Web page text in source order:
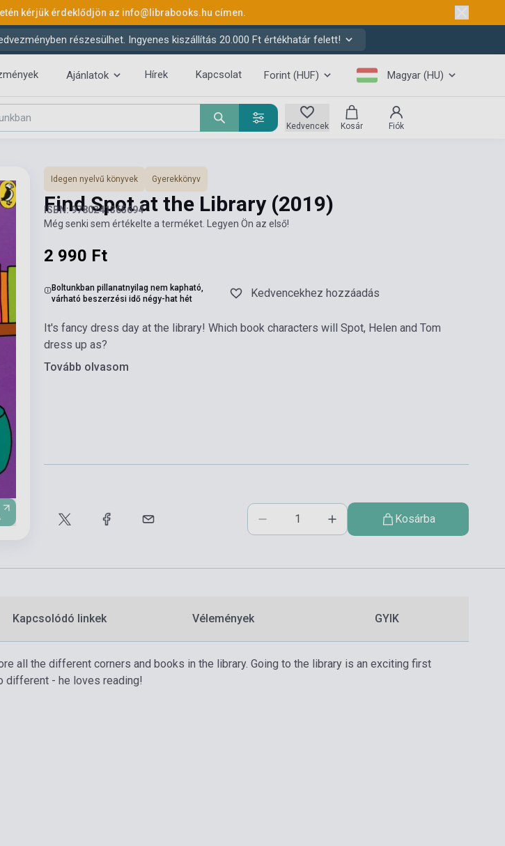
kérjük érdeklődjön az info@librabooks.hu címen.
részesülhet. Ingyenes kiszállítás 20.000 Ft értékhatár felett!
Ajánlatok Hírek Kapcsolat Forint (HUF) Magyar (HU)
Kedvencek Kosár Fiók
Idegen nyelvű könyvek Gyerekkönyv
Find Spot at the Library (2019)
ISBN: 9780241365694
Még senki sem értékelte a terméket. Legyen Ön az első!
2 990 Ft
Boltunkban pillanatnyilag nem kapható,
várható beszerzési idő négy-hat hét
Kedvencekhez hozzáadás
It's fancy dress day at the library! Which book characters will Spot, Helen and Tom
dress up as?
Tovább olvasom
Kosárba
Kapcsolódó linkek Vélemények GYIK
all the different corners and books in the library. Going to the library is an exciting first
different - he loves reading!